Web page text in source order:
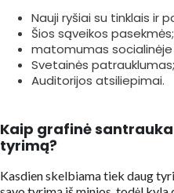
Nauji ryšiai su tinklais ir
Šios sąveikos pasekmės;
matomumas socialinėje
Svetainės patrauklumas;
Auditorijos atsiliepimai.
Kaip grafinė
tyrimą?
Kasdien skelbiama tiek daug